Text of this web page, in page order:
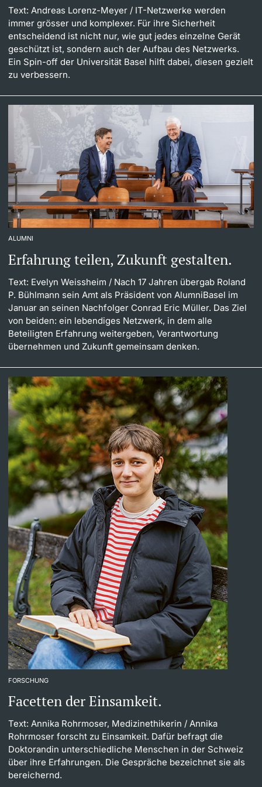
Dozierende
Text: Andreas Lorenz-Meyer / IT-Netzwerke werden
immer grösser und komplexer. Für ihre Sicherheit
entscheidend ist nicht nur, wie gut jedes einzelne Gerät
geschützt ist, sondern auch der Aufbau des Netzwerks.
Ein Spin-off der Universität Basel hilft dabei, diesen gezielt
zu verbessern.
ALUMNI
Erfahrung teilen, Zukunft gestalten.
Text: Evelyn Weissheim / Nach 17 Jahren übergab Roland
P. Bühlmann sein Amt als Präsident von AlumniBasel im
Januar an seinen Nachfolger Conrad Eric Müller. Das Ziel
von beiden: ein lebendiges Netzwerk, in dem alle
Beteiligten Erfahrung weitergeben, Verantwortung
übernehmen und Zukunft gemeinsam denken.
FORSCHUNG
Facetten der Einsamkeit.
Text: Annika Rohrmoser, Medizinethikerin / Annika
Rohrmoser forscht zu Einsamkeit. Dafür befragt die
Doktorandin unterschiedliche Menschen in der Schweiz
über ihre Erfahrungen. Die Gespräche bezeichnet sie als
bereichernd.